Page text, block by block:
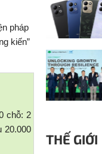
pháp
kiến”
chỗ: 2
20.000
THẾ GIỚI